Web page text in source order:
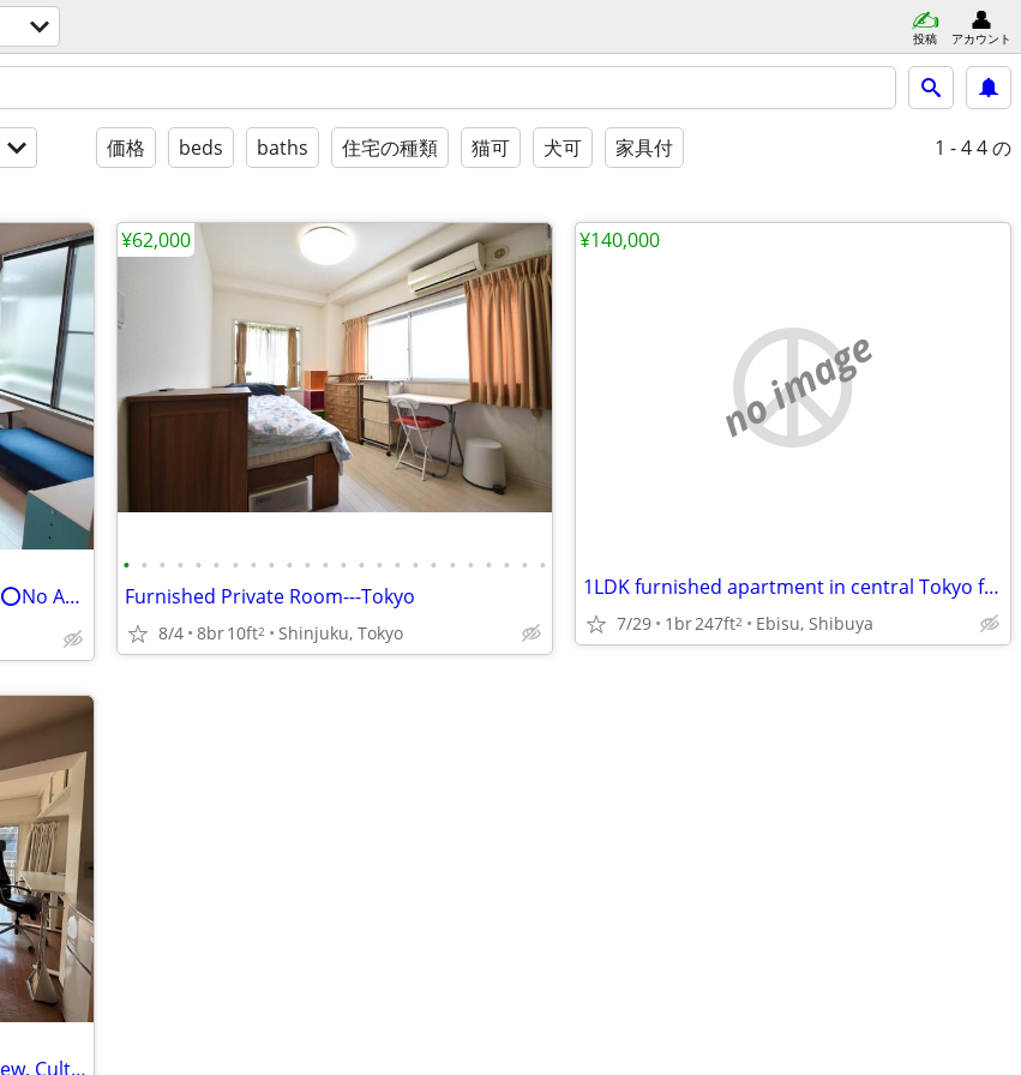
投稿 アカウント
価格 beds baths 住宅の種類 猫可 犬可 家具付 1 - 44 の
Entirely Private, No Share @Low Rate⭕️No Agency fee
• • • • • • • • • • • • • • • • • • • • • • • •
Furnished Private Room---Tokyo
8/4 8br10ft2 Shinjuku, Tokyo
¥62,000
no image
1LDK furnished apartment in central Tokyo from Sep ~ 4th week Oct '26
7/29 1br247ft2 Ebisu, Shibuya
¥140,000
South-faced Furnished apartment, View, Culture, Music near Park